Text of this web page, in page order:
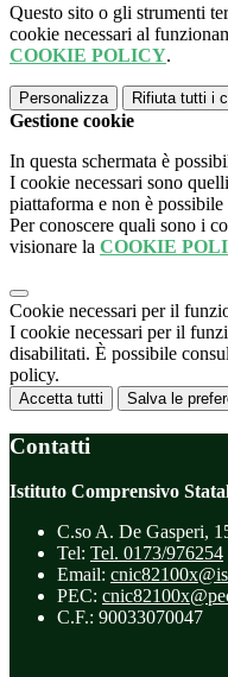
Questo sito o gli strumenti
cookie necessari al
COOKIE POLICY.
Personalizza Rifiuta tutti i
Gestione cookie
In questa schermata è
I cookie necessari sono
piattaforma e non è
Per conoscere quali sono i
visionare la COOKIE
Cookie necessari per il
I cookie necessari per il
disabilitati. È possibile
policy.
Accetta tutti Salva le
Contatti
Istituto Comprensivo
C.so A. De Gasperi,
Tel: Tel. 0173/976254
Email:
PEC:
C.F.: 90033070047